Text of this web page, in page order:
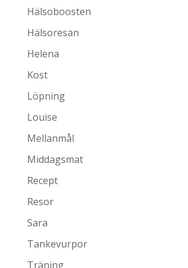
Hälsoboosten
Hälsoresan
Helena
Kost
Löpning
Louise
Mellanmål
Middagsmat
Recept
Resor
Sara
Tankevurpor
Träning